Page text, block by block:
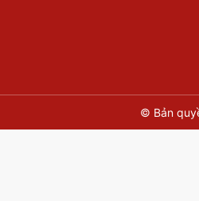
© Bản